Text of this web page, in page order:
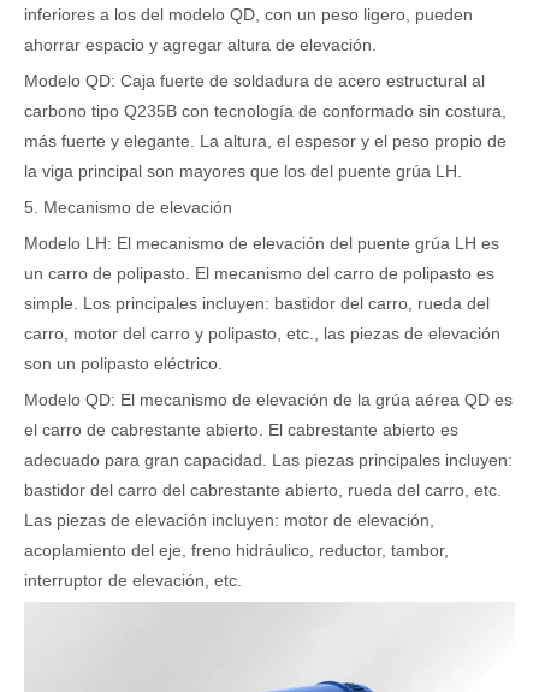
inferiores a los del modelo QD, con un peso ligero, pueden
ahorrar espacio y agregar altura de elevación.
Modelo QD: Caja fuerte de soldadura de acero estructural al
carbono tipo Q235B con tecnología de conformado sin costura,
más fuerte y elegante. La altura, el espesor y el peso propio de
la viga principal son mayores que los del puente grúa LH.
5. Mecanismo de elevación
Modelo LH: El mecanismo de elevación del puente grúa LH es
un carro de polipasto. El mecanismo del carro de polipasto es
simple. Los principales incluyen: bastidor del carro, rueda del
carro, motor del carro y polipasto, etc., las piezas de elevación
son un polipasto eléctrico.
Modelo QD: El mecanismo de elevación de la grúa aérea QD es
el carro de cabrestante abierto. El cabrestante abierto es
adecuado para gran capacidad. Las piezas principales incluyen:
bastidor del carro del cabrestante abierto, rueda del carro, etc.
Las piezas de elevación incluyen: motor de elevación,
acoplamiento del eje, freno hidráulico, reductor, tambor,
interruptor de elevación, etc.